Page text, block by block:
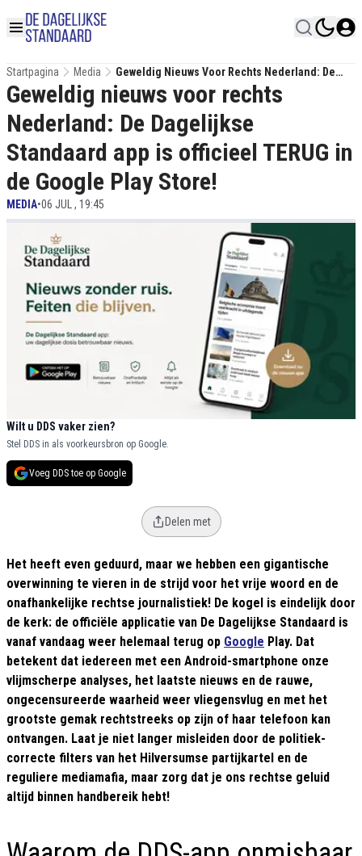
Startpagina Media
Geweldig Nieuws Voor Rechts Nederland: De
Dagelijkse Standaard App Is Officieel TERUG In
De Google Play Store!
Geweldig nieuws voor rechts
Nederland: De Dagelijkse
Standaard app is officieel TERUG in
de Google Play Store!
MEDIA•06 JUL , 19:45
Wilt u DDS vaker zien?
Stel DDS in als voorkeursbron op Google.
Voeg DDS toe op Google
Delen met
Het heeft even geduurd, maar we hebben een gigantische
overwinning te vieren in de strijd voor het vrije woord en de
onafhankelijke rechtse journalistiek! De kogel is eindelijk door
de kerk: de officiële applicatie van De Dagelijkse Standaard is
vanaf vandaag weer helemaal terug op Google Play. Dat
betekent dat iedereen met een Android-smartphone onze
vlijmscherpe analyses, het laatste nieuws en de rauwe,
ongecensureerde waarheid weer vliegensvlug en met het
grootste gemak rechtstreeks op zijn of haar telefoon kan
ontvangen. Laat je niet langer misleiden door de politiek-
correcte filters van het Hilversumse partijkartel en de
reguliere mediamafia, maar zorg dat je ons rechtse geluid
altijd binnen handbereik hebt!